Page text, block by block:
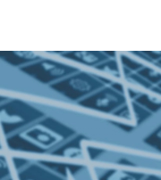
STELLENPORTAL
MEDIATHEK